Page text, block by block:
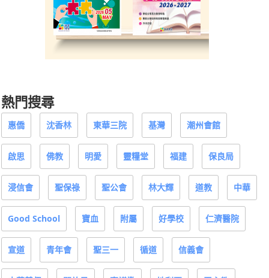
熱門搜尋
惠僑 沈香林 東華三院 基灣 潮州會館
啟思 佛教 明愛 靈糧堂 福建 保良局
浸信會 聖保祿 聖公會 林大輝 道教 中華
Good School 寶血 附屬 好學校 仁濟醫院
宣道 青年會 聖三一 循道 信義會